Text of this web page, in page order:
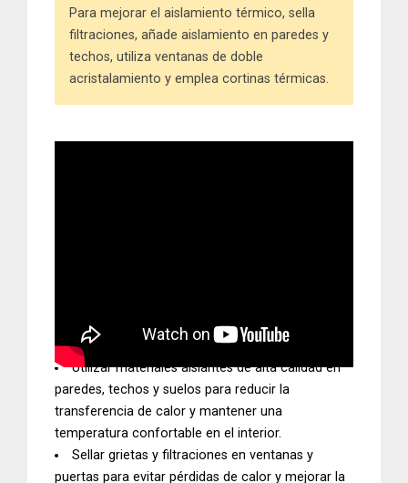
Para mejorar el aislamiento térmico, sella
filtraciones, añade aislamiento en paredes y
techos, utiliza ventanas de doble
acristalamiento y emplea cortinas térmicas.
Utilizar materiales aislantes de alta calidad en
paredes, techos y suelos para reducir la
transferencia de calor y mantener una
temperatura confortable en el interior.
Sellar grietas y filtraciones en ventanas y
puertas para evitar pérdidas de calor y mejorar la